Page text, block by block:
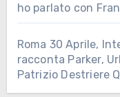
ho parlato con
Roma 30 Aprile,
racconta Parker,
Patrizio Destriere